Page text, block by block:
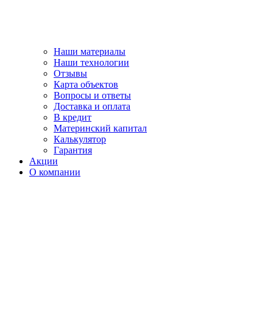
Наши материалы
Наши технологии
Отзывы
Карта объектов
Вопросы и ответы
Доставка и оплата
В кредит
Материнский капитал
Калькулятор
Гарантия
Акции
О компании